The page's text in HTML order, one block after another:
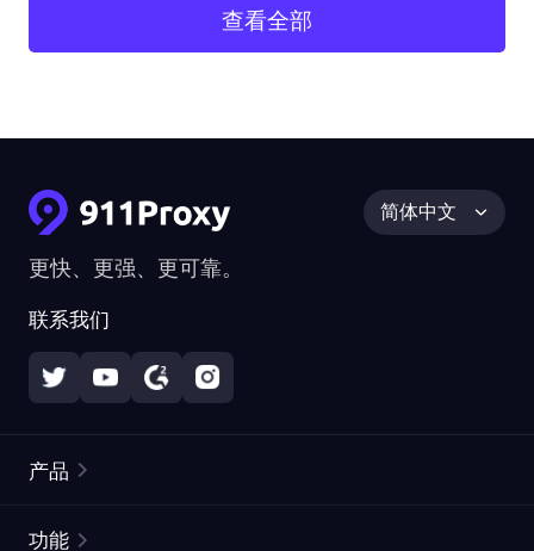
查看全部
更快、更强、更可靠。
联系我们
简体中文
产品
功能